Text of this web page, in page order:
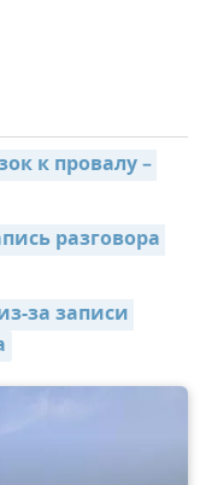
к провалу –
разговора
за записи